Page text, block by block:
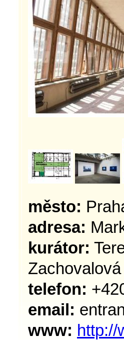
město:
adresa:
kurátor:
Zachovalová
telefon:
email:
www: http://